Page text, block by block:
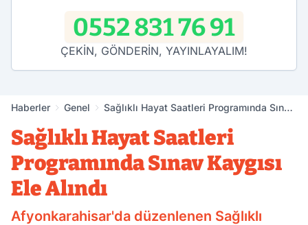
0552 831 76 91
ÇEKİN, GÖNDERİN, YAYINLAYALIM!
Haberler Genel
Sağlıklı Hayat Saatleri Programında Sınav
Sağlıklı Hayat Saatleri
Programında Sınav Kaygısı
Ele Alındı
Afyonkarahisar'da düzenlenen Sağlıklı